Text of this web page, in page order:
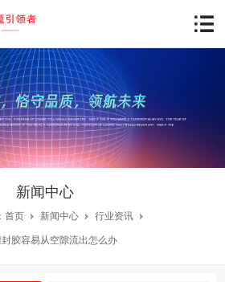
新闻中心
首页 新闻中心 行业资讯
胶容易从空隙流出怎么办